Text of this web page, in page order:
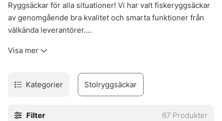
Ryggsäckar för alla situationer! Vi har valt fiskeryggsäckar
av genomgående bra kvalitet och smarta funktioner från
välkända leverantörer.
mer utrustning. Fiskar du från land är det ovärdeligt med
även ryggsäckar som är 100% vattentäta, alltid ett bra val
om du har något med dig som inte får bli blött.
Visa mer
Kategorier Stolryggsäckar
Filter 67 Produkter